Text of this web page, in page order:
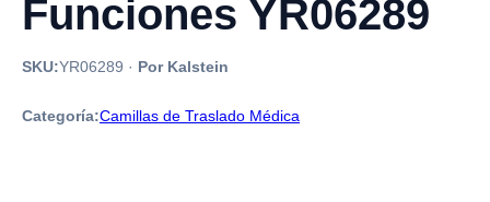
Funciones YR06289
SKU:YR06289 · Por Kalstein
Categoría:Camillas de Traslado Médica